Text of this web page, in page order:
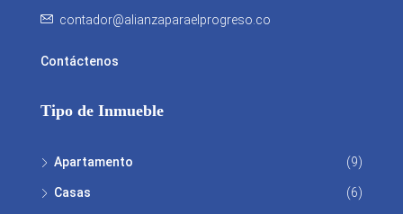
contador@alianzaparaelprogreso.co
Contáctenos
Tipo de Inmueble
Apartamento (9)
Casas (6)